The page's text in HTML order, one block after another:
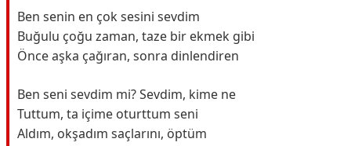
Ben senin en çok sesini sevdim
Buğulu çoğu zaman, taze bir ekmek gibi
Önce aşka çağıran, sonra dinlendiren
Ben seni sevdim mi? Sevdim, kime ne
Tuttum, ta içime oturttum seni
Aldım, okşadım saçlarını, öptüm